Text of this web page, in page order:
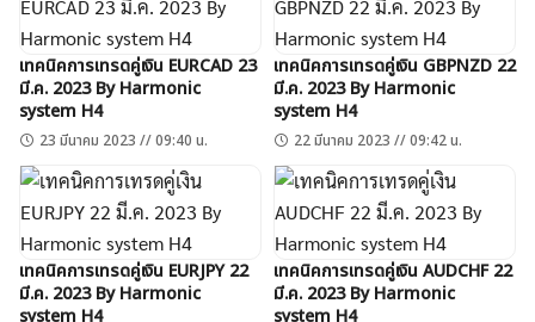
เทคนิคการเทรดคู่เงิน EURCAD 23
มี.ค. 2023 By Harmonic
system H4
23 มีนาคม 2023 // 09:40 น.
เทคนิคการเทรดคู่เงิน GBPNZD 22
มี.ค. 2023 By Harmonic
system H4
22 มีนาคม 2023 // 09:42 น.
เทคนิคการเทรดคู่เงิน EURJPY 22
มี.ค. 2023 By Harmonic
system H4
เทคนิคการเทรดคู่เงิน AUDCHF 22
มี.ค. 2023 By Harmonic
system H4